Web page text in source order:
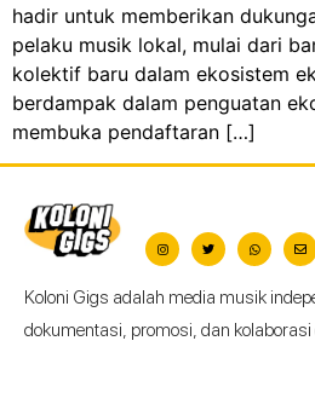
hadir untuk memberikan
pelaku musik lokal, mulai dari
kolektif baru dalam ekosistem
berdampak dalam penguatan
membuka pendaftaran […]
Koloni Gigs adalah media musik
dokumentasi, promosi, dan